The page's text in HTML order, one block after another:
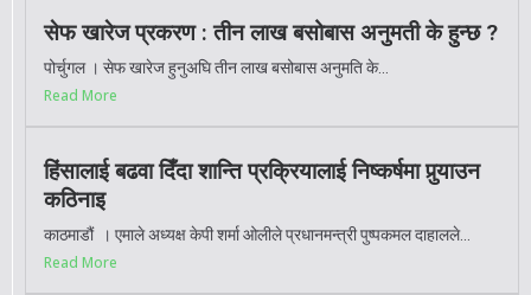
सेफ खारेज प्रकरण : तीन लाख बसोबास अनुमती के हुन्छ ?
पोर्चुगल । सेफ खारेज हुनुअघि तीन लाख बसोबास अनुमति के...
Read More
हिंसालाई बढवा दिँदा शान्ति प्रक्रियालाई निष्कर्षमा पुर्‍याउन
कठिनाइ
काठमाडौं । एमाले अध्यक्ष केपी शर्मा ओलीले प्रधानमन्त्री पुष्पकमल दाहालले...
Read More